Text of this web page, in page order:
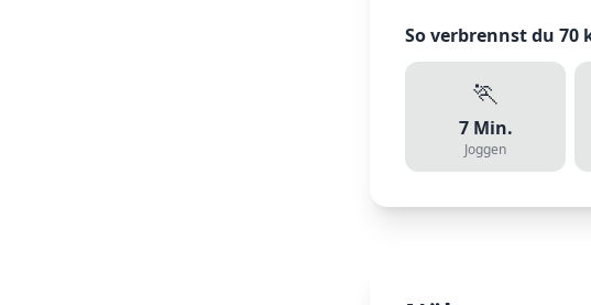
So verbrennst du 70
🏃
7Min.
Joggen